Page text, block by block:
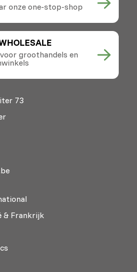
onze one-stop-shop
groothandels en
73
& Frankrijk